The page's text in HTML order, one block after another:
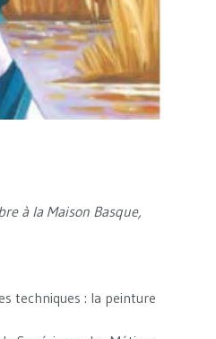
à la Maison Basque,
techniques : la peinture